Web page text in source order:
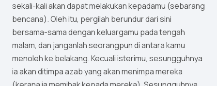
sekali-kali akan dapat melakukan kepadamu (sebarang
bencana). Oleh itu, pergilah berundur dari sini
bersama-sama dengan keluargamu pada tengah
malam, dan janganlah seorangpun di antara kamu
menoleh ke belakang. Kecuali isterimu, sesungguhnya
ia akan ditimpa azab yang akan menimpa mereka